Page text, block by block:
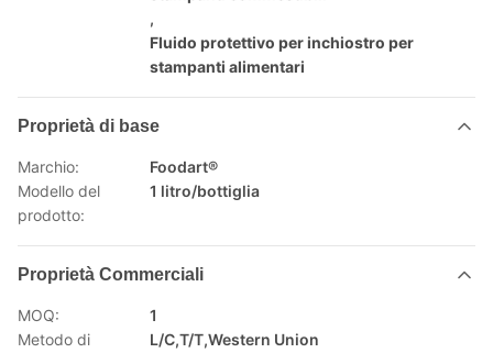
,
Fluido protettivo per inchiostro per
stampanti alimentari
Proprietà di base
Marchio:
Foodart®
Modello del
prodotto:
1 litro/bottiglia
Proprietà Commerciali
MOQ:
1
Metodo di
L/C,T/T,Western Union